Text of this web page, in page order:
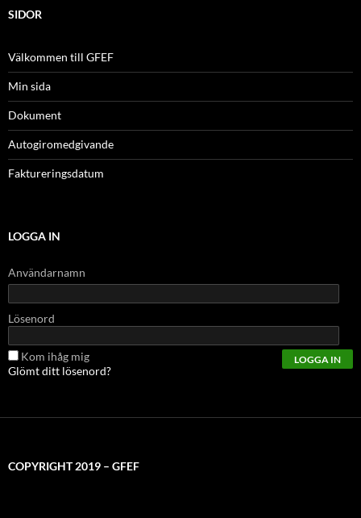
SIDOR
Välkommen till GFEF
Min sida
Dokument
Autogiromedgivande
Faktureringsdatum
LOGGA IN
Användarnamn
Lösenord
Kom ihåg mig
Glömt ditt lösenord?
COPYRIGHT 2019 – GFEF